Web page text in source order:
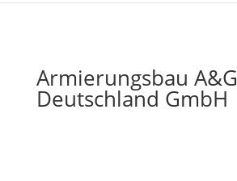
Armierungsbau A&G
Deutschland GmbH